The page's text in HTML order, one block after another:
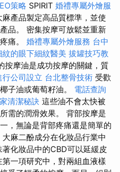
策略 SPIRIT 婚禮專屬外燴服
產品製定高品質標準，並使
品。 密集按摩可放鬆並重新
痛。 婚禮專屬外燴服務 台中
的眼下細紋醫美 拔罐技巧教
按摩油是成功按摩的關鍵，質
行公司設立 台北整骨技術 受歡
子油或葡萄籽油。 電話查詢
清潔秘訣 這些油不會太快被
需的潤滑效果。 背部按摩是
，無論是背部疼痛還是簡單的
麻二酚成分在化妝品行業中
化妝品中的CBD可以延緩皮
一項研究中，對兩組血液樣